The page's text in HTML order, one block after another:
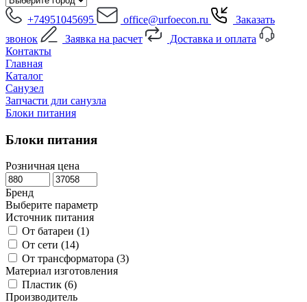
+74951045695 office@urfoecon.ru
Заказать
звонок
Заявка на расчет
Доставка и оплата
Контакты
Главная
Каталог
Санузел
Запчасти дли санузла
Блоки питания
Блоки питания
Розничная цена
Бренд
Выберите параметр
Источник питания
От батареи (1)
От сети (14)
От трансформатора (3)
Материал изготовления
Пластик (6)
Производитель